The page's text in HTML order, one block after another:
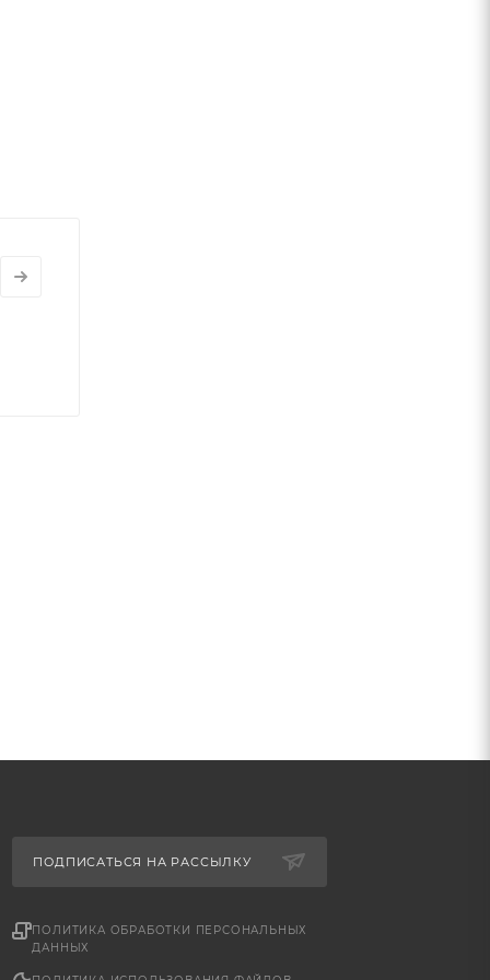
ПОДПИСАТЬСЯ НА РАССЫЛКУ
ПОЛИТИКА ОБРАБОТКИ ПЕРСОНАЛЬНЫХ
ДАННЫХ